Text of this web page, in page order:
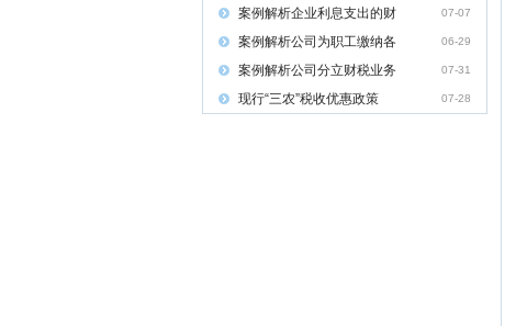
案例解析企业利息支出的财 07-07
案例解析公司为职工缴纳各 06-29
案例解析公司分立财税业务 07-31
现行“三农”税收优惠政策 07-28